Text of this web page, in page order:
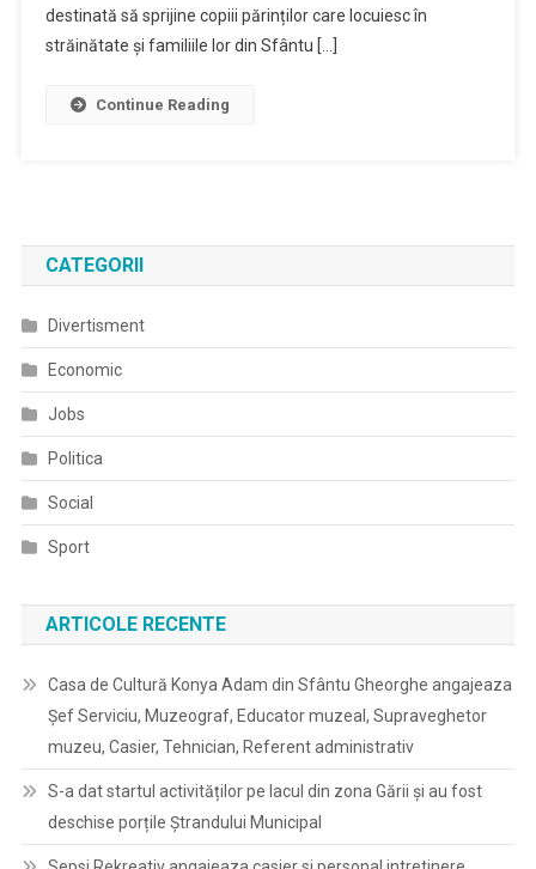
De
destinată să sprijine copiii părinților care locuiesc în
străinătate și familiile lor din Sfântu […]
Continue Reading
CATEGORII
Divertisment
Economic
Jobs
Politica
Social
Sport
ARTICOLE RECENTE
Casa de Cultură Konya Adam din Sfântu Gheorghe angajeaza
Șef Serviciu, Muzeograf, Educator muzeal, Supraveghetor
muzeu, Casier, Tehnician, Referent administrativ
S-a dat startul activităților pe lacul din zona Gării și au fost
deschise porțile Ștrandului Municipal